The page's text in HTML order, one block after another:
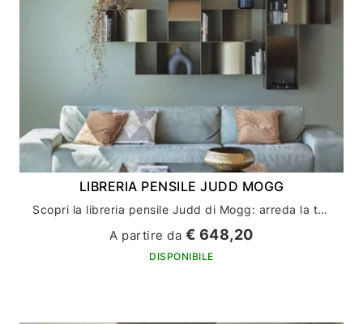
LIBRERIA PENSILE JUDD MOGG
Scopri la libreria pensile Judd di Mogg: arreda la tua casa con stile ed eleganza
A partire da € 648,20
DISPONIBILE